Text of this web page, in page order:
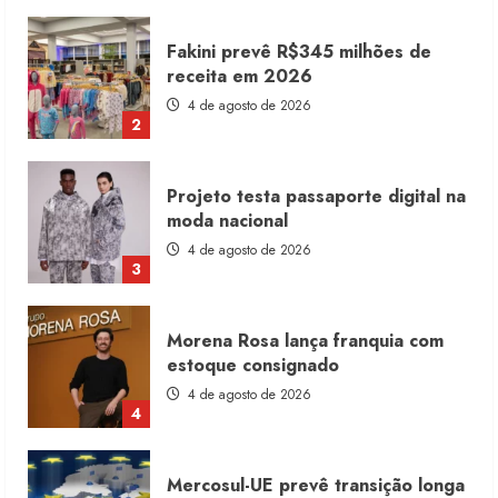
2
Fakini prevê R$345 milhões de
receita em 2026
4 de agosto de 2026
3
Projeto testa passaporte digital na
moda nacional
4 de agosto de 2026
4
Morena Rosa lança franquia com
estoque consignado
4 de agosto de 2026
Mercosul-UE prevê transição longa